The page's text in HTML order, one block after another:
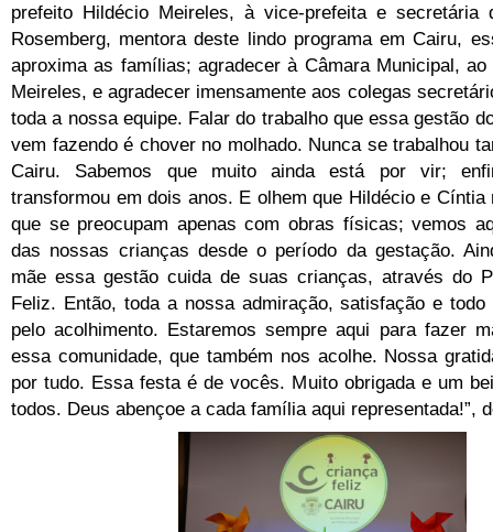
prefeito Hildécio Meireles, à vice-prefeita e secretária
Rosemberg, mentora deste lindo programa em Cairu,
aproxima as famílias; agradecer à Câmara Municipal, ao
Meireles, e agradecer imensamente aos colegas
toda a nossa equipe. Falar do trabalho que essa gestão
vem fazendo é chover no molhado. Nunca se trabalhou
Cairu. Sabemos que muito ainda está por vir;
transformou em dois anos. E olhem que Hildécio e Cíntia
que se preocupam apenas com obras físicas; vemos
das nossas crianças desde o período da gestação.
mãe essa gestão cuida de suas crianças, através do
Feliz. Então, toda a nossa admiração, satisfação e
pelo acolhimento. Estaremos sempre aqui para fazer
essa comunidade, que também nos acolhe. Nossa
por tudo. Essa festa é de vocês. Muito obrigada e um
todos. Deus abençoe a cada família aqui representada!”,